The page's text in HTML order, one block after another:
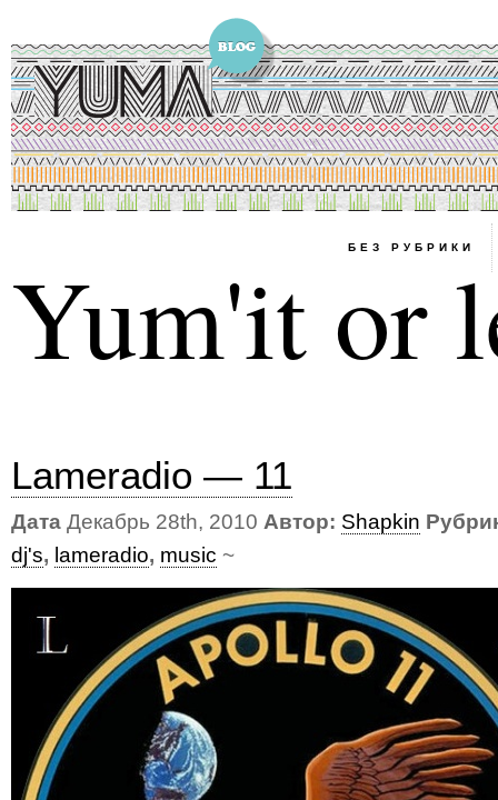
БЕЗ РУБРИКИ
Yum'it or
Lameradio — 11
Дата Декабрь 28th, 2010 Автор: Shapkin
dj's, lameradio, music ~